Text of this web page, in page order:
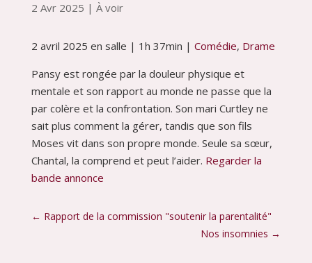
2 Avr 2025 | À voir
2 avril 2025 en salle | 1h 37min | Comédie, Drame
Pansy est rongée par la douleur physique et
mentale et son rapport au monde ne passe que la
par colère et la confrontation. Son mari Curtley ne
sait plus comment la gérer, tandis que son fils
Moses vit dans son propre monde. Seule sa sœur,
Chantal, la comprend et peut l’aider. Regarder la
bande annonce
← Rapport de la commission "soutenir la parentalité"
Nos insomnies →